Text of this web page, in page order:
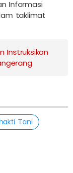
Informasi
taklimat
Instruksikan
Tani